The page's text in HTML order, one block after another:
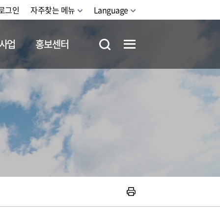
그인 자주찾는 메뉴 Language
업 홍보센터